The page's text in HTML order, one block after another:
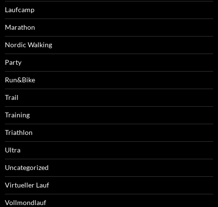
Laufcamp
Marathon
Nordic Walking
Party
Run&Bike
Trail
Training
Triathlon
Ultra
Uncategorized
Virtueller Lauf
Vollmondlauf